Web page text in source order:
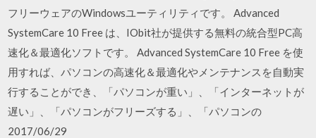
フリーウェアのWindowsユーティリティです。 Advanced
SystemCare 10 Free は、IObit社が提供する無料の統合型PC高
速化＆最適化ソフトです。 Advanced SystemCare 10 Free を使
用すれば、パソコンの高速化＆最適化やメンテナンスを自動実
行することができ、「パソコンが重い」、「インターネットが
遅い」、「パソコンがフリーズする」、「パソコンの
2017/06/29